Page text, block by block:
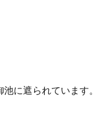
に遮られています。